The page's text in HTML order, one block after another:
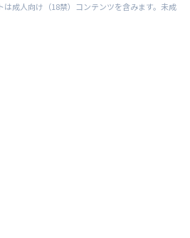
は成人向け（18禁）コンテンツを含みます。未成